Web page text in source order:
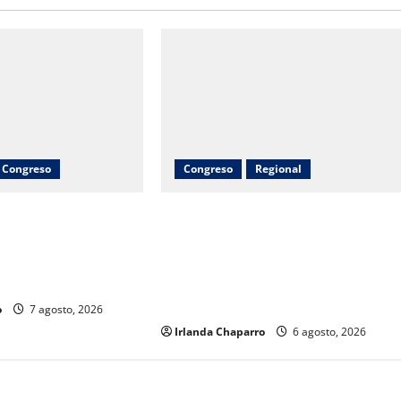
Congreso
7 agosto, 2026
Congreso Regional
Irlanda Chaparro 6 agosto, 2026